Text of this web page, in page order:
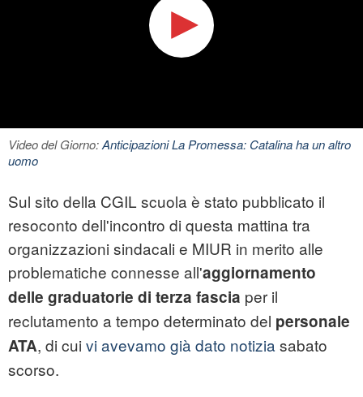
Video del Giorno:Anticipazioni La Promessa: Catalina ha un altro
uomo
Sul sito della CGIL scuola è stato pubblicato il
resoconto dell'incontro di questa mattina tra
organizzazioni sindacali e MIUR in merito alle
problematiche connesse all'aggiornamento
delle graduatorie di terza fascia per il
reclutamento a tempo determinato del personale
ATA, di cui vi avevamo già dato notizia sabato
scorso.